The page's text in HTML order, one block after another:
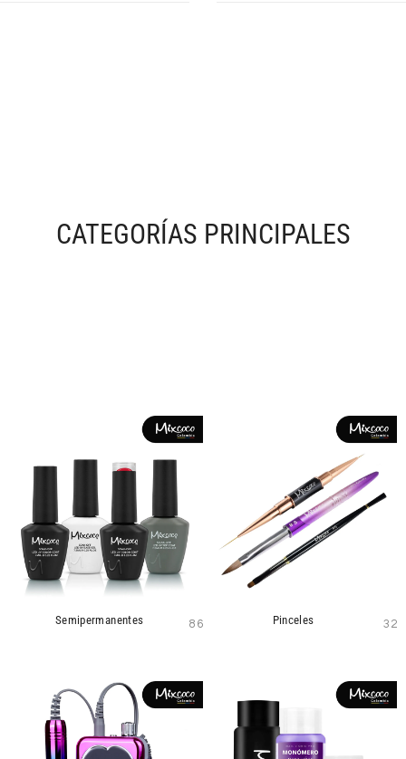
CATEGORÍAS PRINCIPALES
Semipermanentes 86 Pinceles 32